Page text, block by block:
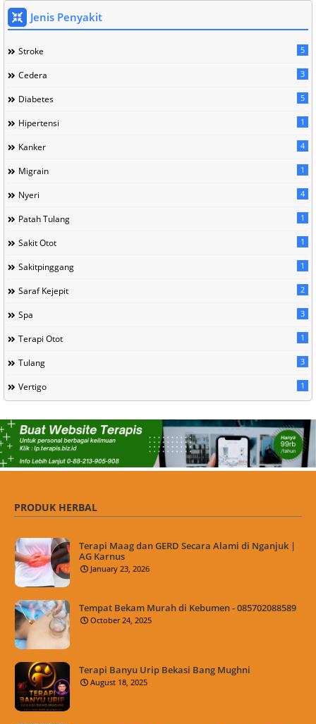
Jenis Penyakit
Stroke 5
Cedera 3
Diabetes 5
Hipertensi 1
Kanker 4
Migrain 1
Nyeri 4
Patah Tulang 1
Sakit Otot 1
Sakitpinggang 1
Saraf Kejepit 2
Spa 3
Terapi Otot 1
Tulang 3
Vertigo 1
PRODUK HERBAL
Terapi Maag dan GERD Secara Alami di Nganjuk |
AG Karnus
January 23, 2026
Tempat Bekam Murah di Kebumen - 085702088589
October 24, 2025
Terapi Banyu Urip Bekasi Bang Mughni
August 18, 2025